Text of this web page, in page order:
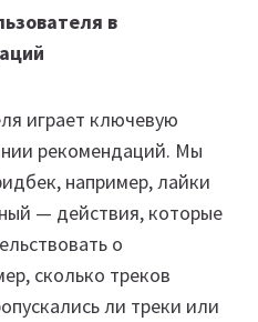
в
играет ключевую
рекомендаций. Мы
например, лайки
— действия, которые
о
сколько треков
ли треки или